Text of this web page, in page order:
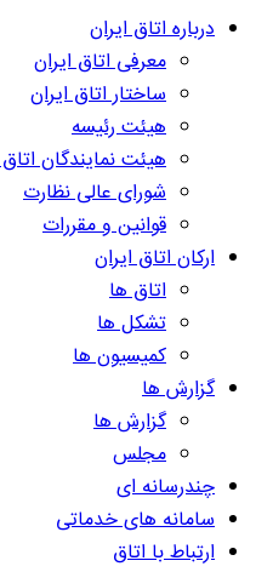
درباره اتاق ایران
معرفی اتاق ایران
ساختار اتاق ایران
هیئت رئیسه
هیئت نمایندگان اتاق
شورای عالی نظارت
قوانین و مقررات
ارکان اتاق ایران
اتاق ها
تشکل ها
کمیسیون ها
گزارش ها
گزارش ها
مجلس
چندرسانه ای
سامانه های خدماتی
ارتباط با اتاق